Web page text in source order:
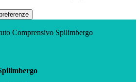
Comprensivo Spilimbergo